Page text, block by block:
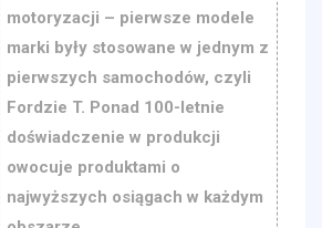
motoryzacji – pierwsze modele
marki były stosowane w jednym z
pierwszych samochodów, czyli
Fordzie T. Ponad 100-letnie
doświadczenie w produkcji
owocuje produktami o
najwyższych osiągach w każdym